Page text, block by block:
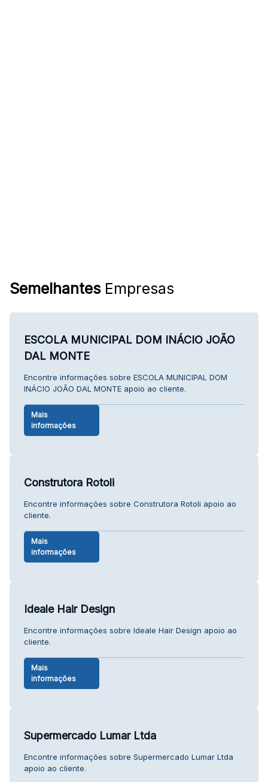
SemelhantesEmpresas
ESCOLA MUNICIPAL DOM INÁCIO JOÃO
DAL MONTE
Encontre informações sobre ESCOLA MUNICIPAL DOM
INÁCIO JOÃO DAL MONTE apoio ao cliente.
Mais
informações
Construtora Rotoli
Encontre informações sobre Construtora Rotoli apoio ao
cliente.
Mais
informações
Ideale Hair Design
Encontre informações sobre Ideale Hair Design apoio ao
cliente.
Mais
informações
Supermercado Lumar Ltda
Encontre informações sobre Supermercado Lumar Ltda
apoio ao cliente.